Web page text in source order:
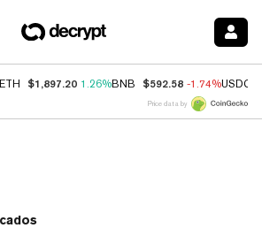
ETH $1,897.20 1.26%BNB $592.58 -1.74%USDC
Price data by